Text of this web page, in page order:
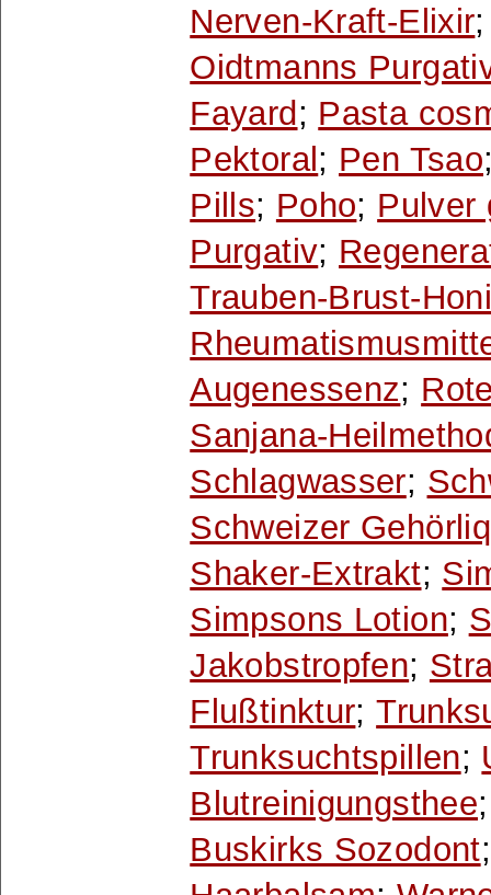
Nerven-Kraft-Elixir
Oidtmanns
Fayard; Pasta
Pektoral; Pen Tsao
Pills; Poho; Pulver
Purgativ;
Trauben-Brust-
Augenessenz;
Sanjana-
Schlagwasser;
Schweizer
Shaker-Extrakt;
Simpsons Lotion;
Jakobstropfen;
Flußtinktur;
Trunksuchtspillen;
Blutreinigungsthee
Buskirks Sozodont